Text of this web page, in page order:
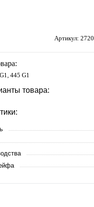
Артикул: 2720
445 G1
товара: